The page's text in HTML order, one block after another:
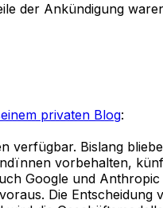
der Ankündigung
privaten Blog:
verfügbar. Bislang
vorbehalten,
Google und Anthropic
Die Entscheidung